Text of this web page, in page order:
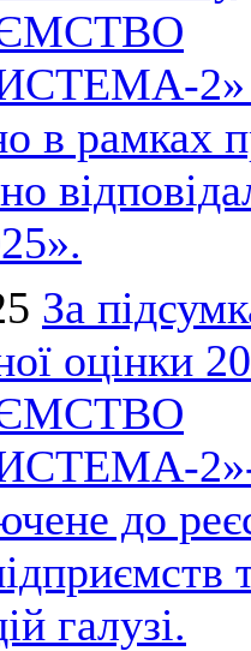
2»
в рамках
За
оцінки
до
галузі.